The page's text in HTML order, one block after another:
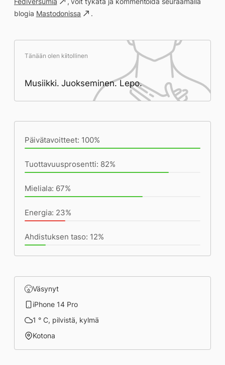
blogia Mastodonissa .
Tänään olen kiitollinen
Musiikki. Juokseminen. Lepo.
Päivätavoitteet: 100%
Tuottavuusprosentti: 82%
Mieliala: 67%
Energia: 23%
Ahdistuksen taso: 12%
Väsynyt
iPhone 14 Pro
1 ° C, pilvistä, kylmä
Kotona